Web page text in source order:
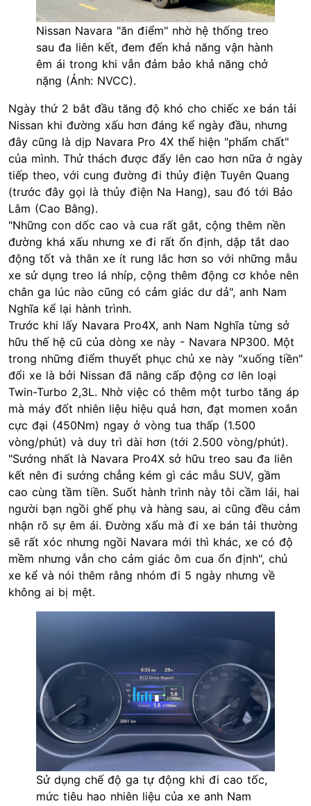
Nissan Navara "ăn điểm" nhờ hệ thống treo
sau đa liên kết, đem đến khả năng vận hành
êm ái trong khi vẫn đảm bảo khả năng chở
nặng (Ảnh: NVCC).
Ngày thứ 2 bắt đầu tăng độ khó cho chiếc xe bán tải
Nissan khi đường xấu hơn đáng kể ngày đầu, nhưng
đây cũng là dịp Navara Pro 4X thể hiện "phẩm chất"
của mình. Thử thách được đẩy lên cao hơn nữa ở ngày
tiếp theo, với cung đường đi thủy điện Tuyên Quang
(trước đây gọi là thủy điện Na Hang), sau đó tới Bảo
Lâm (Cao Bằng).
"Những con dốc cao và cua rất gắt, cộng thêm nền
đường khá xấu nhưng xe đi rất ổn định, dập tắt dao
động tốt và thân xe ít rung lắc hơn so với những mẫu
xe sử dụng treo lá nhíp, cộng thêm động cơ khỏe nên
chân ga lúc nào cũng có cảm giác dư dả", anh Nam
Nghĩa kể lại hành trình.
Trước khi lấy Navara Pro4X, anh Nam Nghĩa từng sở
hữu thế hệ cũ của dòng xe này - Navara NP300. Một
trong những điểm thuyết phục chủ xe này "xuống tiền"
đổi xe là bởi Nissan đã nâng cấp động cơ lên loại
Twin-Turbo 2,3L. Nhờ việc có thêm một turbo tăng áp
mà máy đốt nhiên liệu hiệu quả hơn, đạt momen xoắn
cực đại (450Nm) ngay ở vòng tua thấp (1.500
vòng/phút) và duy trì dài hơn (tới 2.500 vòng/phút).
"Sướng nhất là Navara Pro4X sở hữu treo sau đa liên
kết nên đi sướng chẳng kém gì các mẫu SUV, gầm
cao cùng tầm tiền. Suốt hành trình này tôi cầm lái, hai
người bạn ngồi ghế phụ và hàng sau, ai cũng đều cảm
nhận rõ sự êm ái. Đường xấu mà đi xe bán tải thường
sẽ rất xóc nhưng ngồi Navara mới thì khác, xe có độ
mềm nhưng vẫn cho cảm giác ôm cua ổn định", chủ
xe kể và nói thêm rằng nhóm đi 5 ngày nhưng về
không ai bị mệt.
Sử dụng chế độ ga tự động khi đi cao tốc,
mức tiêu hao nhiên liệu của xe anh Nam